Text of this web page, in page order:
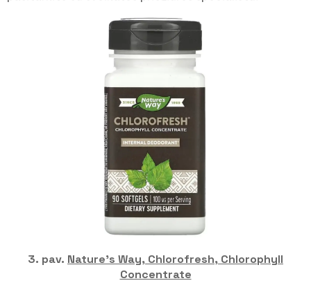
3. pav. Nature’s Way, Chlorofresh, Chlorophyll
Concentrate